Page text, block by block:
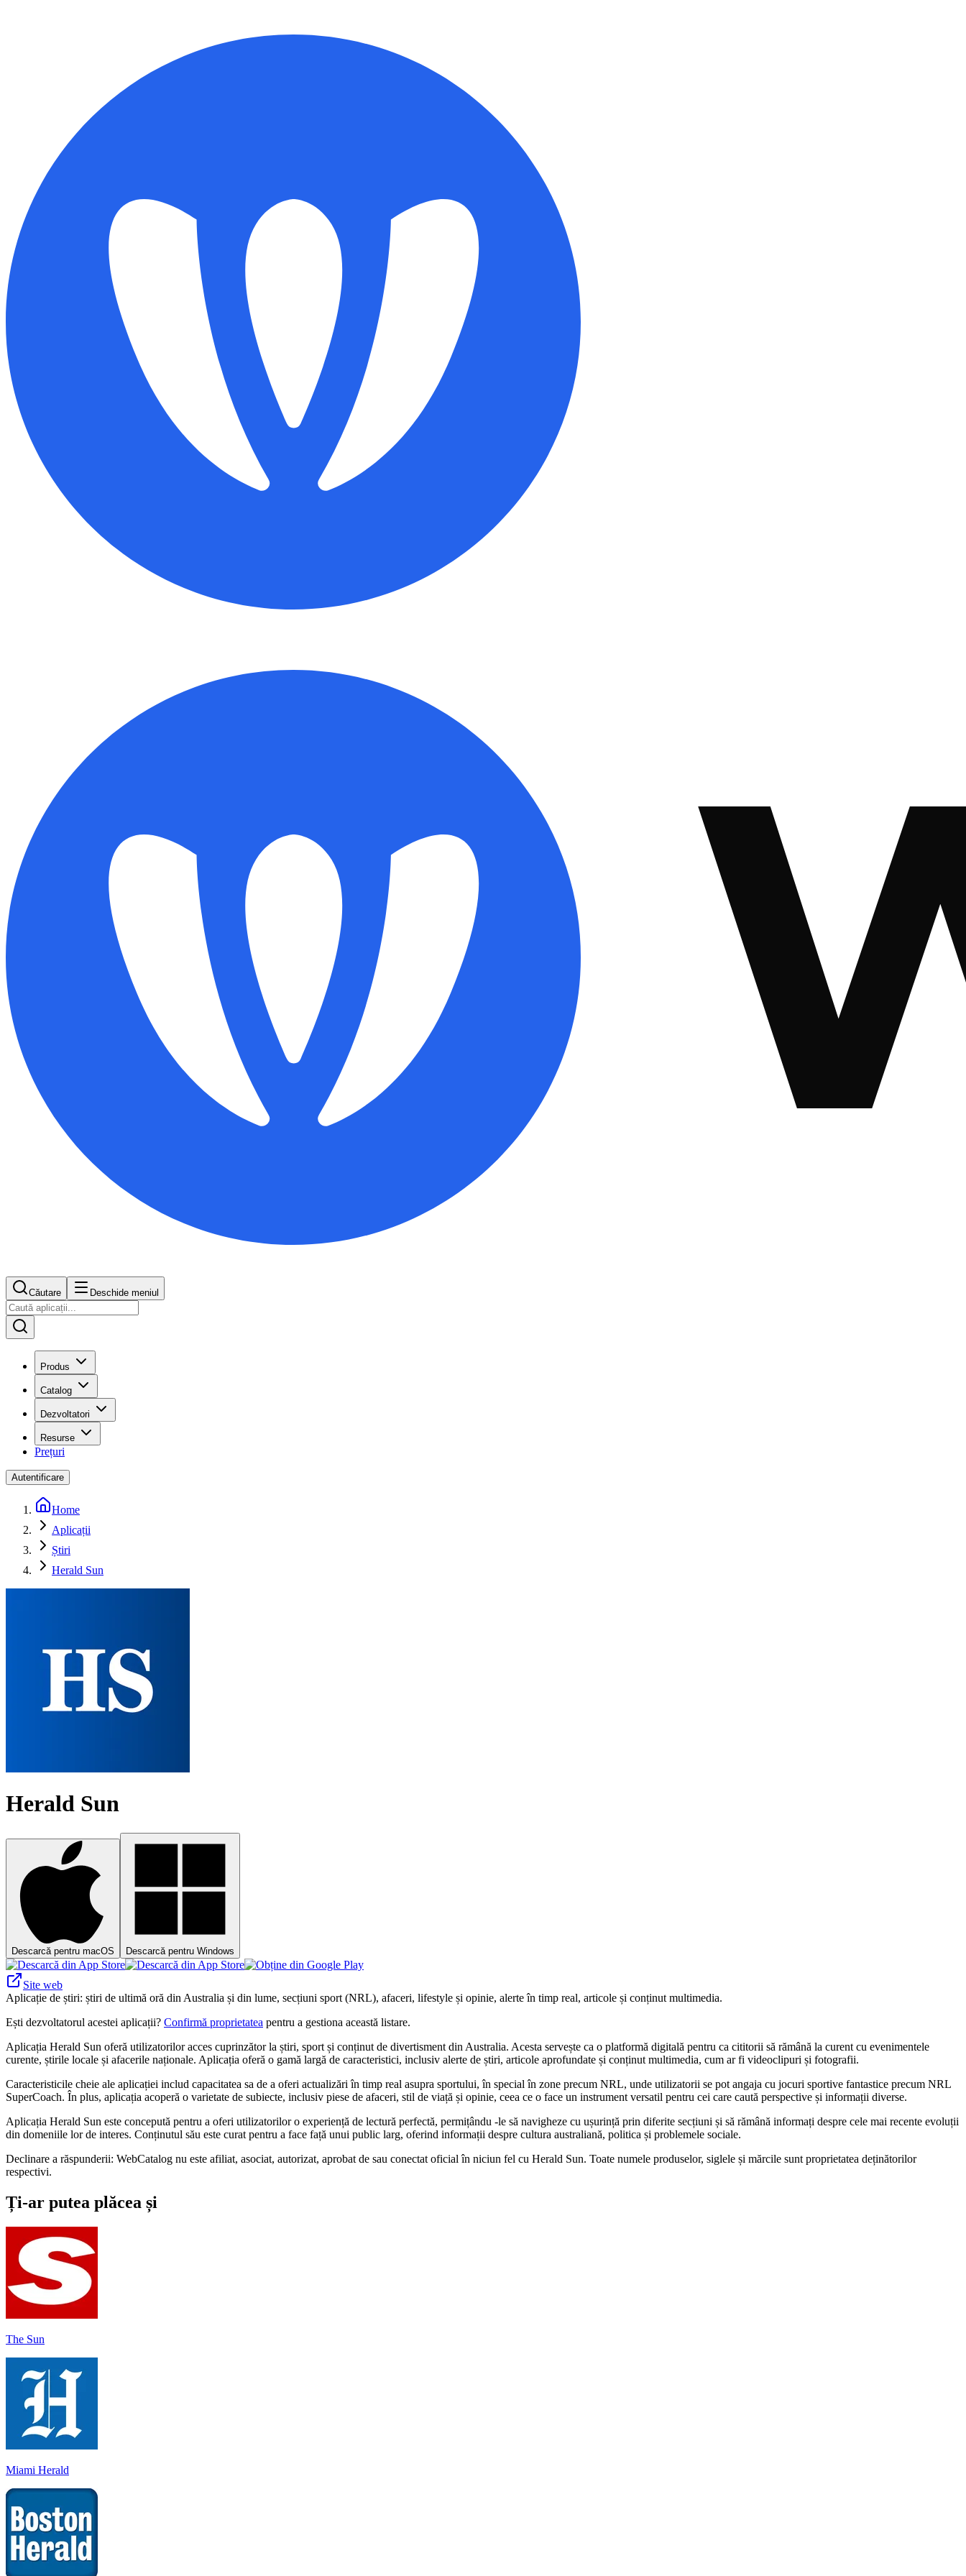
Căutare Deschide meniul
Produs
Catalog
Dezvoltatori
Resurse
Prețuri
Autentificare
Home
Aplicații
Știri
Herald Sun
Herald Sun
Descarcă pentru macOS Descarcă pentru Windows
Site web
Aplicație de știri: știri de ultimă oră din Australia și din lume, secțiuni sport (NRL), afaceri, lifestyle și opinie, alerte în timp real, articole și conținut multimedia.
Ești dezvoltatorul acestei aplicații? Confirmă proprietatea pentru a gestiona această listare.
Aplicația Herald Sun oferă utilizatorilor acces cuprinzător la știri, sport și conținut de divertisment din Australia. Acesta servește ca o platformă digitală pentru ca cititorii să rămână la curent cu evenimentele
curente, știrile locale și afacerile naționale. Aplicația oferă o gamă largă de caracteristici, inclusiv alerte de știri, articole aprofundate și conținut multimedia, cum ar fi videoclipuri și fotografii.
Caracteristicile cheie ale aplicației includ capacitatea sa de a oferi actualizări în timp real asupra sportului, în special în zone precum NRL, unde utilizatorii se pot angaja cu jocuri sportive fantastice precum NRL
SuperCoach. În plus, aplicația acoperă o varietate de subiecte, inclusiv piese de afaceri, stil de viață și opinie, ceea ce o face un instrument versatil pentru cei care caută perspective și informații diverse.
Aplicația Herald Sun este concepută pentru a oferi utilizatorilor o experiență de lectură perfectă, permițându -le să navigheze cu ușurință prin diferite secțiuni și să rămână informați despre cele mai recente evoluții
din domeniile lor de interes. Conținutul său este curat pentru a face față unui public larg, oferind informații despre cultura australiană, politica și problemele sociale.
Declinare a răspunderii: WebCatalog nu este afiliat, asociat, autorizat, aprobat de sau conectat oficial în niciun fel cu Herald Sun. Toate numele produselor, siglele și mărcile sunt proprietatea deținătorilor
respectivi.
Ți-ar putea plăcea și
The Sun
Miami Herald